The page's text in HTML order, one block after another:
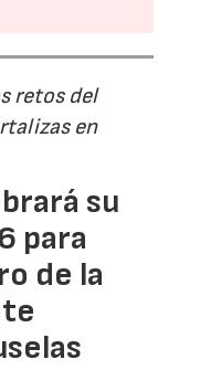
retos del
en
su
para
de la